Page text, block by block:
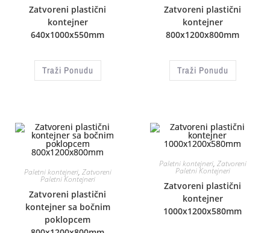
Zatvoreni plastični
kontejner
640x1000x550mm
Traži Ponudu
Zatvoreni plastični
kontejner
800x1200x800mm
Traži Ponudu
Paletni kontejneri, Zatvoreni
Paletni Kontejneri
Zatvoreni plastični
kontejner sa bočnim
poklopcem
Paletni kontejneri, Zatvoreni
Paletni Kontejneri
Zatvoreni plastični
kontejner
1000x1200x580mm